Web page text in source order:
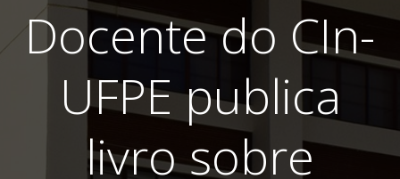
Docente do CIn-
UFPE publica
livro sobre